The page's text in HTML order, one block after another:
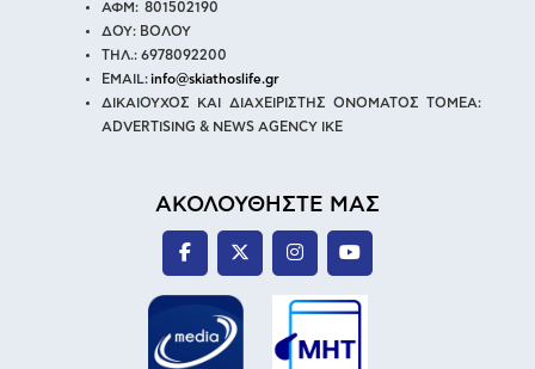
ΑΦΜ: 801502190
ΔΟΥ: ΒΟΛΟΥ
ΤΗΛ.: 6978092200
EMAIL:info@skiathoslife.gr
ΔΙΚΑΙΟΥΧΟΣ ΚΑΙ ΔΙΑΧΕΙΡΙΣΤΗΣ ΟΝΟΜΑΤΟΣ ΤΟΜΕΑ:
ADVERTISING & NEWS AGENCY IKE
ΑΚΟΛΟΥΘΗΣΤΕ ΜΑΣ